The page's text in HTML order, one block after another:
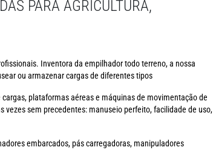
PARA AGRICULTURA,
Inventora da empilhador todo terreno, a nossa
ou armazenar cargas de diferentes tipos
plataformas aéreas e máquinas de movimentação de
sem precedentes: manuseio perfeito, facilidade de uso,
embarcados, pás carregadoras, manipuladores